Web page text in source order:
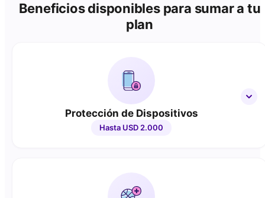
Beneficios disponibles para sumar a tu
plan
Protección de Dispositivos
Hasta USD 2.000